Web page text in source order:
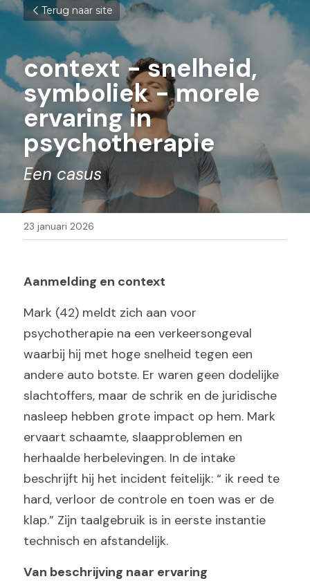
Terug naar site
context - snelheid,
symboliek - morele
ervaring in
psychotherapie
Een casus
23 januari 2026
Aanmelding en context
Mark (42) meldt zich aan voor
psychotherapie na een verkeersongeval
waarbij hij met hoge snelheid tegen een
andere auto botste. Er waren geen dodelijke
slachtoffers, maar de schrik en de juridische
nasleep hebben grote impact op hem. Mark
ervaart schaamte, slaapproblemen en
herhaalde herbelevingen. In de intake
beschrijft hij het incident feitelijk: “ ik reed te
hard, verloor de controle en toen was er de
klap.” Zijn taalgebruik is in eerste instantie
technisch en afstandelijk.
Van beschrijving naar ervaring